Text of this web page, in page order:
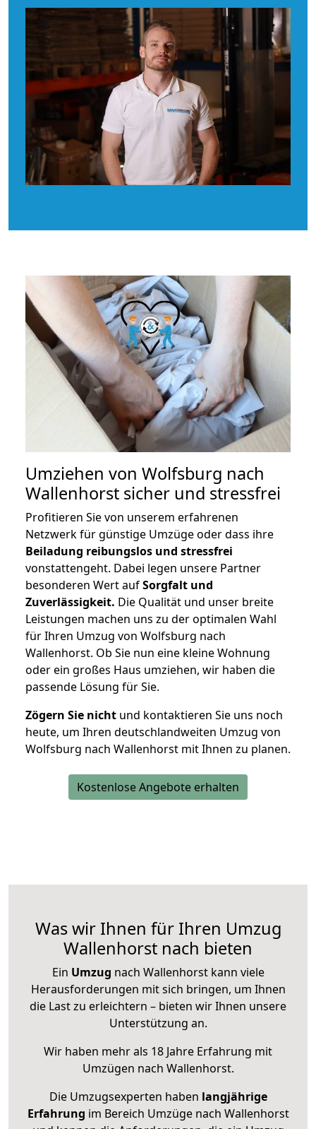
Umziehen von Wolfsburg nach
Wallenhorst sicher und stressfrei
Profitieren Sie von unserem erfahrenen
Netzwerk für günstige Umzüge oder dass ihre
Beiladung reibungslos und stressfrei
vonstattengeht. Dabei legen unsere Partner
besonderen Wert aufSorgfalt und
Zuverlässigkeit. Die Qualität und unser breite
Leistungen machen uns zu der optimalen Wahl
für Ihren Umzug von Wolfsburg nach
Wallenhorst. Ob Sie nun eine kleine Wohnung
oder ein großes Haus umziehen, wir haben die
passende Lösung für Sie.
Zögern Sie nicht und kontaktieren Sie uns noch
heute, um Ihren deutschlandweiten Umzug von
Wolfsburg nach Wallenhorst mit Ihnen zu planen.
Kostenlose Angebote erhalten
Was wir Ihnen für Ihren Umzug
Wallenhorst nach bieten
Ein Umzug nach Wallenhorst kann viele
Herausforderungen mit sich bringen, um Ihnen
die Last zu erleichtern – bieten wir Ihnen unsere
Unterstützung an.
Wir haben mehr als 18 Jahre Erfahrung mit
Umzügen nach Wallenhorst.
Die Umzugsexperten haben langjährige
Erfahrung im Bereich Umzüge nach Wallenhorst